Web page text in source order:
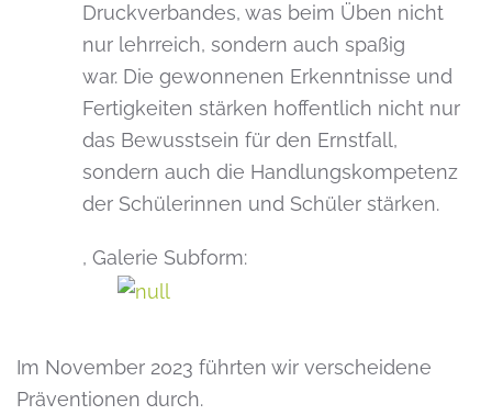
Druckverbandes, was beim Üben nicht
nur lehrreich, sondern auch spaßig
war. Die gewonnenen Erkenntnisse und
Fertigkeiten stärken hoffentlich nicht nur
das Bewusstsein für den Ernstfall,
sondern auch die Handlungskompetenz
der Schülerinnen und Schüler stärken.
, Galerie Subform:
Im November 2023 führten wir verscheidene
Präventionen durch.